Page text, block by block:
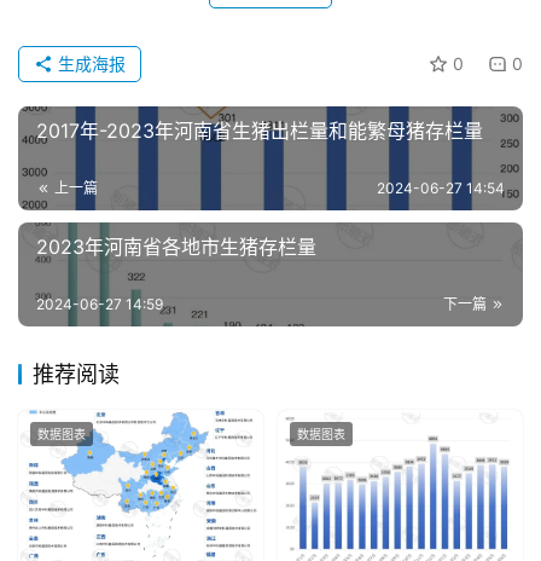
讯
闻
分
析
告
据
图
表
0 0
生成海报
2017年-2023年河南省生猪出栏量和能繁母猪存栏量
上一篇 2024-06-27 14:54
2023年河南省各地市生猪存栏量
下一篇
2024-06-27 14:59
推荐阅读
数据图表 数据图表